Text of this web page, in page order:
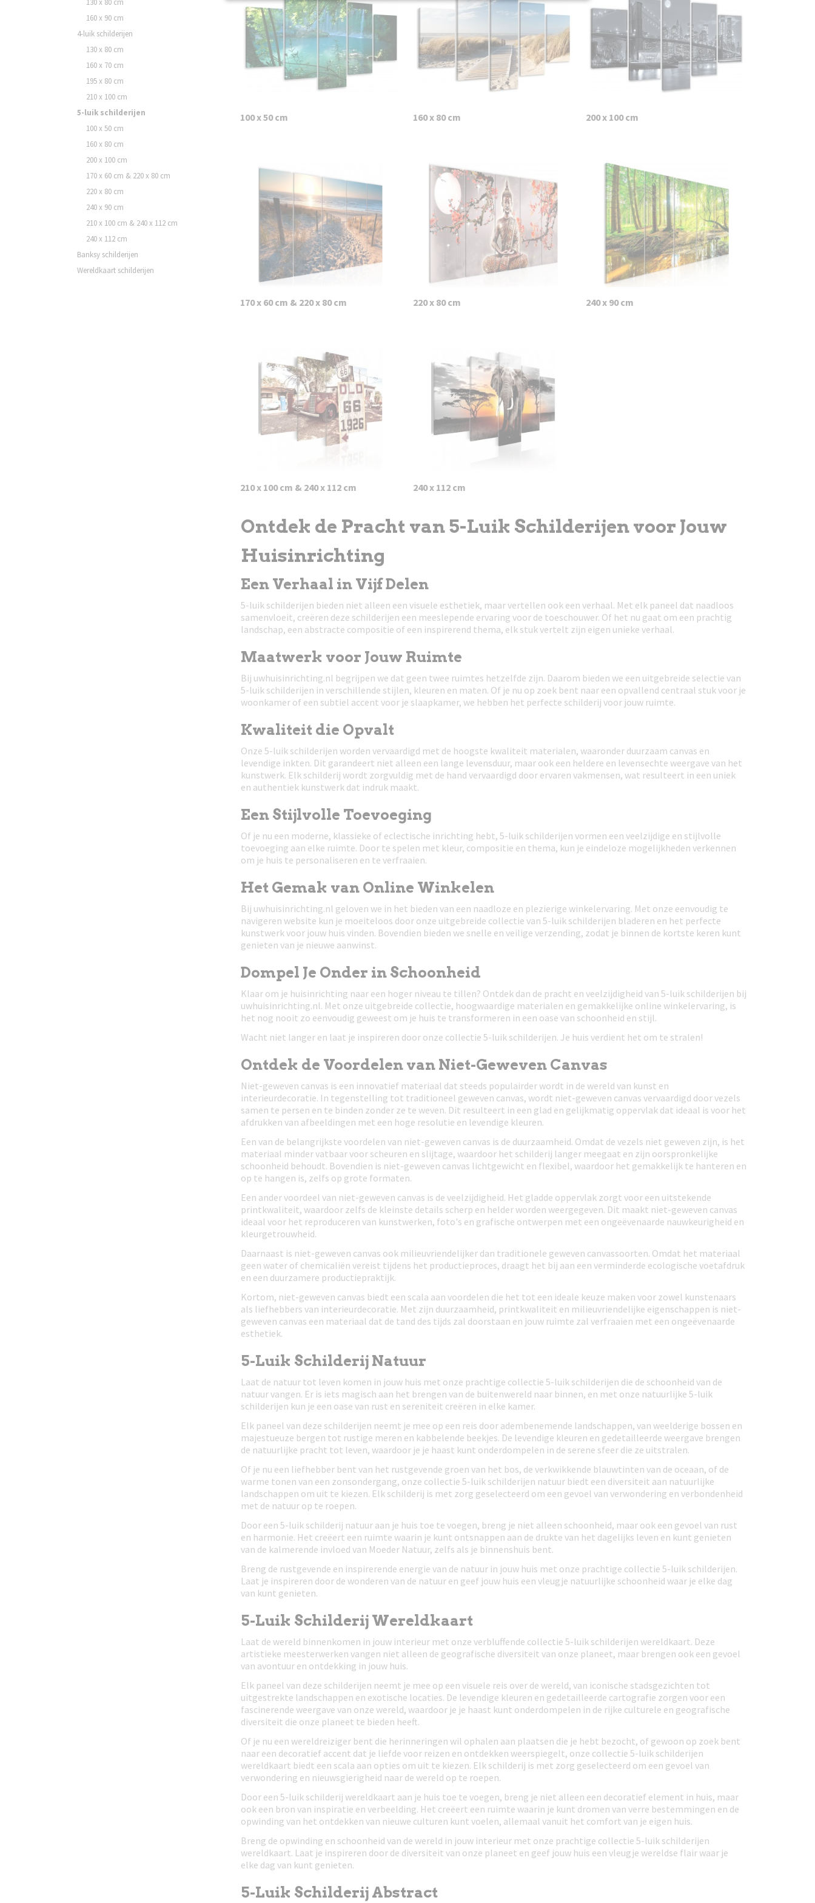
130 x 80 cm
160 x 90 cm
4-luik schilderijen
130 x 80 cm
160 x 70 cm
195 x 80 cm
210 x 100 cm
5-luik schilderijen
100 x 50 cm
160 x 80 cm
200 x 100 cm
170 x 60 cm & 220 x 80 cm
220 x 80 cm
240 x 90 cm
210 x 100 cm & 240 x 112 cm
240 x 112 cm
Banksy schilderijen
Wereldkaart schilderijen
100 x 50 cm 160 x 80 cm 200 x 100 cm
170 x 60 cm & 220 x 80 cm 220 x 80 cm 240 x 90 cm
210 x 100 cm & 240 x 112 cm 240 x 112 cm
Ontdek de Pracht van 5-Luik Schilderijen voor Jouw
Huisinrichting
Een Verhaal in Vijf Delen
5-luik schilderijen bieden niet alleen een visuele esthetiek, maar vertellen ook een verhaal. Met elk paneel dat naadloos
samenvloeit, creëren deze schilderijen een meeslepende ervaring voor de toeschouwer. Of het nu gaat om een prachtig
landschap, een abstracte compositie of een inspirerend thema, elk stuk vertelt zijn eigen unieke verhaal.
Maatwerk voor Jouw Ruimte
Bij uwhuisinrichting.nl begrijpen we dat geen twee ruimtes hetzelfde zijn. Daarom bieden we een uitgebreide selectie van
5-luik schilderijen in verschillende stijlen, kleuren en maten. Of je nu op zoek bent naar een opvallend centraal stuk voor je
woonkamer of een subtiel accent voor je slaapkamer, we hebben het perfecte schilderij voor jouw ruimte.
Kwaliteit die Opvalt
Onze 5-luik schilderijen worden vervaardigd met de hoogste kwaliteit materialen, waaronder duurzaam canvas en
levendige inkten. Dit garandeert niet alleen een lange levensduur, maar ook een heldere en levensechte weergave van het
kunstwerk. Elk schilderij wordt zorgvuldig met de hand vervaardigd door ervaren vakmensen, wat resulteert in een uniek
en authentiek kunstwerk dat indruk maakt.
Een Stijlvolle Toevoeging
Of je nu een moderne, klassieke of eclectische inrichting hebt, 5-luik schilderijen vormen een veelzijdige en stijlvolle
toevoeging aan elke ruimte. Door te spelen met kleur, compositie en thema, kun je eindeloze mogelijkheden verkennen
om je huis te personaliseren en te verfraaien.
Het Gemak van Online Winkelen
Bij uwhuisinrichting.nl geloven we in het bieden van een naadloze en plezierige winkelervaring. Met onze eenvoudig te
navigeren website kun je moeiteloos door onze uitgebreide collectie van 5-luik schilderijen bladeren en het perfecte
kunstwerk voor jouw huis vinden. Bovendien bieden we snelle en veilige verzending, zodat je binnen de kortste keren kunt
genieten van je nieuwe aanwinst.
Dompel Je Onder in Schoonheid
Klaar om je huisinrichting naar een hoger niveau te tillen? Ontdek dan de pracht en veelzijdigheid van 5-luik schilderijen bij
uwhuisinrichting.nl. Met onze uitgebreide collectie, hoogwaardige materialen en gemakkelijke online winkelervaring, is
het nog nooit zo eenvoudig geweest om je huis te transformeren in een oase van schoonheid en stijl.
Wacht niet langer en laat je inspireren door onze collectie 5-luik schilderijen. Je huis verdient het om te stralen!
Ontdek de Voordelen van Niet-Geweven Canvas
Niet-geweven canvas is een innovatief materiaal dat steeds populairder wordt in de wereld van kunst en
interieurdecoratie. In tegenstelling tot traditioneel geweven canvas, wordt niet-geweven canvas vervaardigd door vezels
samen te persen en te binden zonder ze te weven. Dit resulteert in een glad en gelijkmatig oppervlak dat ideaal is voor het
afdrukken van afbeeldingen met een hoge resolutie en levendige kleuren.
Een van de belangrijkste voordelen van niet-geweven canvas is de duurzaamheid. Omdat de vezels niet geweven zijn, is het
materiaal minder vatbaar voor scheuren en slijtage, waardoor het schilderij langer meegaat en zijn oorspronkelijke
schoonheid behoudt. Bovendien is niet-geweven canvas lichtgewicht en flexibel, waardoor het gemakkelijk te hanteren en
op te hangen is, zelfs op grote formaten.
Een ander voordeel van niet-geweven canvas is de veelzijdigheid. Het gladde oppervlak zorgt voor een uitstekende
printkwaliteit, waardoor zelfs de kleinste details scherp en helder worden weergegeven. Dit maakt niet-geweven canvas
ideaal voor het reproduceren van kunstwerken, foto's en grafische ontwerpen met een ongeëvenaarde nauwkeurigheid en
kleurgetrouwheid.
Daarnaast is niet-geweven canvas ook milieuvriendelijker dan traditionele geweven canvassoorten. Omdat het materiaal
geen water of chemicaliën vereist tijdens het productieproces, draagt het bij aan een verminderde ecologische voetafdruk
en een duurzamere productiepraktijk.
Kortom, niet-geweven canvas biedt een scala aan voordelen die het tot een ideale keuze maken voor zowel kunstenaars
als liefhebbers van interieurdecoratie. Met zijn duurzaamheid, printkwaliteit en milieuvriendelijke eigenschappen is niet-
geweven canvas een materiaal dat de tand des tijds zal doorstaan en jouw ruimte zal verfraaien met een ongeëvenaarde
esthetiek.
5-Luik Schilderij Natuur
Laat de natuur tot leven komen in jouw huis met onze prachtige collectie 5-luik schilderijen die de schoonheid van de
natuur vangen. Er is iets magisch aan het brengen van de buitenwereld naar binnen, en met onze natuurlijke 5-luik
schilderijen kun je een oase van rust en sereniteit creëren in elke kamer.
Elk paneel van deze schilderijen neemt je mee op een reis door adembenemende landschappen, van weelderige bossen en
majestueuze bergen tot rustige meren en kabbelende beekjes. De levendige kleuren en gedetailleerde weergave brengen
de natuurlijke pracht tot leven, waardoor je je haast kunt onderdompelen in de serene sfeer die ze uitstralen.
Of je nu een liefhebber bent van het rustgevende groen van het bos, de verkwikkende blauwtinten van de oceaan, of de
warme tonen van een zonsondergang, onze collectie 5-luik schilderijen natuur biedt een diversiteit aan natuurlijke
landschappen om uit te kiezen. Elk schilderij is met zorg geselecteerd om een gevoel van verwondering en verbondenheid
met de natuur op te roepen.
Door een 5-luik schilderij natuur aan je huis toe te voegen, breng je niet alleen schoonheid, maar ook een gevoel van rust
en harmonie. Het creëert een ruimte waarin je kunt ontsnappen aan de drukte van het dagelijks leven en kunt genieten
van de kalmerende invloed van Moeder Natuur, zelfs als je binnenshuis bent.
Breng de rustgevende en inspirerende energie van de natuur in jouw huis met onze prachtige collectie 5-luik schilderijen.
Laat je inspireren door de wonderen van de natuur en geef jouw huis een vleugje natuurlijke schoonheid waar je elke dag
van kunt genieten.
5-Luik Schilderij Wereldkaart
Laat de wereld binnenkomen in jouw interieur met onze verbluffende collectie 5-luik schilderijen wereldkaart. Deze
artistieke meesterwerken vangen niet alleen de geografische diversiteit van onze planeet, maar brengen ook een gevoel
van avontuur en ontdekking in jouw huis.
Elk paneel van deze schilderijen neemt je mee op een visuele reis over de wereld, van iconische stadsgezichten tot
uitgestrekte landschappen en exotische locaties. De levendige kleuren en gedetailleerde cartografie zorgen voor een
fascinerende weergave van onze wereld, waardoor je je haast kunt onderdompelen in de rijke culturele en geografische
diversiteit die onze planeet te bieden heeft.
Of je nu een wereldreiziger bent die herinneringen wil ophalen aan plaatsen die je hebt bezocht, of gewoon op zoek bent
naar een decoratief accent dat je liefde voor reizen en ontdekken weerspiegelt, onze collectie 5-luik schilderijen
wereldkaart biedt een scala aan opties om uit te kiezen. Elk schilderij is met zorg geselecteerd om een gevoel van
verwondering en nieuwsgierigheid naar de wereld op te roepen.
Door een 5-luik schilderij wereldkaart aan je huis toe te voegen, breng je niet alleen een decoratief element in huis, maar
ook een bron van inspiratie en verbeelding. Het creëert een ruimte waarin je kunt dromen van verre bestemmingen en de
opwinding van het ontdekken van nieuwe culturen kunt voelen, allemaal vanuit het comfort van je eigen huis.
Breng de opwinding en schoonheid van de wereld in jouw interieur met onze prachtige collectie 5-luik schilderijen
wereldkaart. Laat je inspireren door de diversiteit van onze planeet en geef jouw huis een vleugje wereldse flair waar je
elke dag van kunt genieten.
5-Luik Schilderij Abstract